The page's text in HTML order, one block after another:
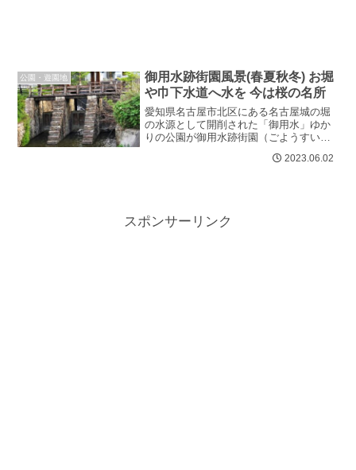
公園・遊園地
御用水跡街園風景(春夏秋冬) お堀
や巾下水道へ水を 今は桜の名所
愛知県名古屋市北区にある名古屋城の堀
の水源として開削された「御用水」ゆか
りの公園が御用水跡街園（ごようすいあ
（水路）跡の黒川（堀川）沿いの夫婦橋
2023.06.02
スポンサーリンク